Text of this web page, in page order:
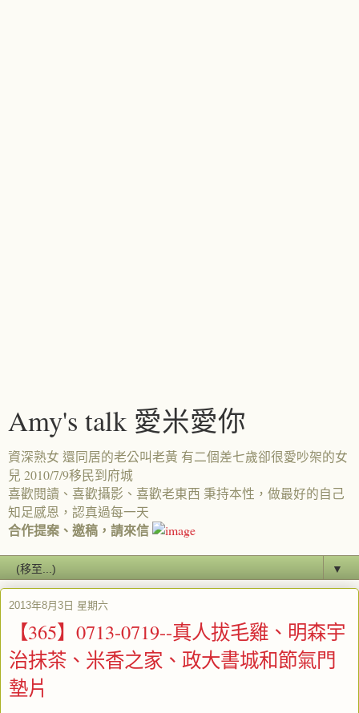
Amy's talk 愛米愛你
資深熟女 還同居的老公叫老黃 有二個差七歲卻很愛吵架的女
兒 2010/7/9移民到府城
喜歡閱讀、喜歡攝影、喜歡老東西 秉持本性，做最好的自己
知足感恩，認真過每一天
合作提案、邀稿，請來信
▼
2013年8月3日 星期六
【365】0713-0719--真人拔毛雞、明森宇
治抹茶、米香之家、政大書城和節氣門
墊片